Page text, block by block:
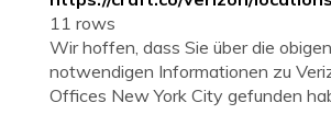
11 rows
Wir hoffen, dass Sie über die
notwendigen Informationen zu
Offices New York City gefunden